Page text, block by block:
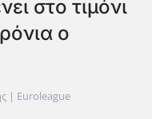
στο τιμόνι
ο
| Euroleague